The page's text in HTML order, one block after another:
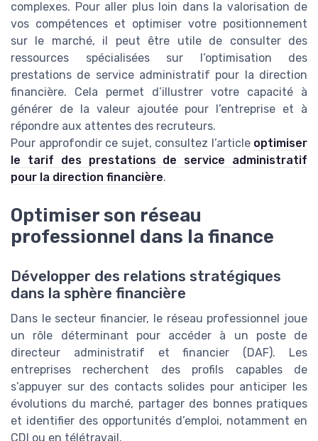
complexes. Pour aller plus loin dans la valorisation de
vos compétences et optimiser votre positionnement
sur le marché, il peut être utile de consulter des
ressources spécialisées sur l’optimisation des
prestations de service administratif pour la direction
financière. Cela permet d’illustrer votre capacité à
générer de la valeur ajoutée pour l’entreprise et à
répondre aux attentes des recruteurs.
Pour approfondir ce sujet, consultez l’article optimiser
le tarif des prestations de service administratif
pour la direction financière.
Optimiser son réseau
professionnel dans la finance
Développer des relations stratégiques
dans la sphère financière
Dans le secteur financier, le réseau professionnel joue
un rôle déterminant pour accéder à un poste de
directeur administratif et financier (DAF). Les
entreprises recherchent des profils capables de
s’appuyer sur des contacts solides pour anticiper les
évolutions du marché, partager des bonnes pratiques
et identifier des opportunités d’emploi, notamment en
CDI ou en télétravail.